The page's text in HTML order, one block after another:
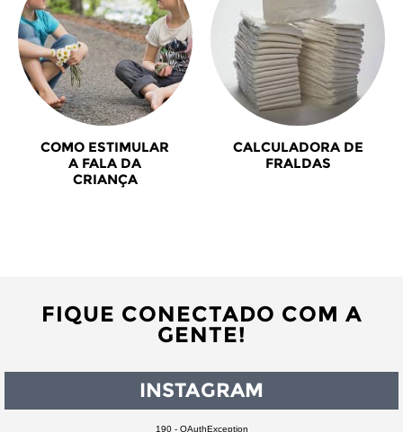
COMO ESTIMULAR
A FALA DA
CRIANÇA
CALCULADORA DE
FRALDAS
FIQUE CONECTADO COM A
GENTE!
INSTAGRAM
190 - OAuthException